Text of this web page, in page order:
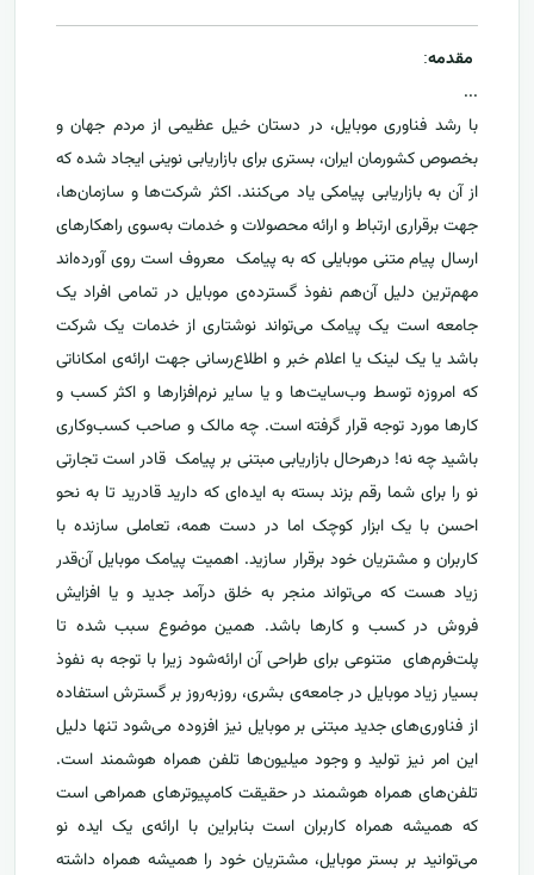
مقدمه:
...
با رشد فناوری موبایل، در دستان خیل عظیمی از مردم جهان و
بخصوص کشورمان ایران، بستری برای بازاریابی نوینی ایجاد شده که
از آن به بازاریابی پیامکی یاد می‌کنند. اکثر شرکت‌ها و سازمان‌ها،
جهت برقراری ارتباط و ارائه محصولات و خدمات به‌سوی راهکارهای
ارسال پیام متنی موبایلی که به پیامک معروف است روی آورده‌اند
مهم‌ترین دلیل آن‌هم نفوذ گسترده‌ی موبایل در تمامی افراد یک
جامعه است یک پیامک می‌تواند نوشتاری از خدمات یک شرکت
باشد یا یک لینک یا اعلام خبر و اطلاع‌رسانی جهت ارائه‌ی امکاناتی
که امروزه توسط وب‌سایت‌ها و یا سایر نرم‌افزارها و اکثر کسب و
کارها مورد توجه قرار گرفته است. چه مالک و صاحب کسب‌وکاری
باشید چه نه! درهرحال بازاریابی مبتنی بر پیامک قادر است تجارتی
نو را برای شما رقم بزند بسته به ایده‌ای که دارید قادرید تا به نحو
احسن با یک ابزار کوچک اما در دست همه، تعاملی سازنده با
کاربران و مشتریان خود برقرار سازید. اهمیت پیامک موبایل آن‌قدر
زیاد هست که می‌تواند منجر به خلق درآمد جدید و یا افزایش
فروش در کسب و کارها باشد. همین موضوع سبب شده تا
پلت‌فرم‌های متنوعی برای طراحی آن ارائه‌شود زیرا با توجه به نفوذ
بسیار زیاد موبایل در جامعه‌ی بشری، روزبه‌روز بر گسترش استفاده
از فناوری‌های جدید مبتنی بر موبایل نیز افزوده می‌شود تنها دلیل
این امر نیز تولید و وجود میلیون‌ها تلفن همراه هوشمند است.
تلفن‌های همراه هوشمند در حقیقت کامپیوترهای همراهی است
که همیشه همراه کاربران است بنابراین با ارائه‌ی یک ایده نو
می‌توانید بر بستر موبایل، مشتریان خود را همیشه همراه داشته